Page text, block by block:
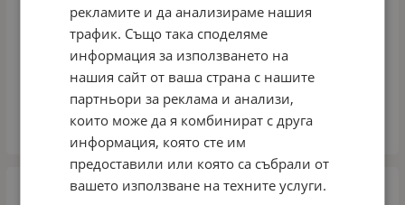
GERBER-ПЮРЕ КАРФИОЛ 80ГР
1.20 € / 2.35 лв.
рекламите и да анализираме нашия
трафик. Също така споделяме
информация за използването на
нашия сайт от ваша страна с нашите
партньори за реклама и анализи,
които може да я комбинират с друга
информация, която сте им
предоставили или която са събрали от
вашето използване на техните услуги.